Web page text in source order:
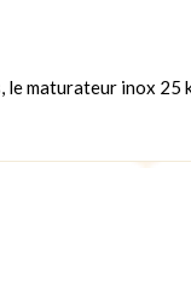
maturateur inox